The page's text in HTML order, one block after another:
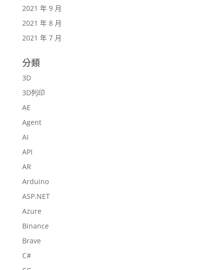
2021 年 9 月
2021 年 8 月
2021 年 7 月
分類
3D
3D列印
AE
Agent
AI
API
AR
Arduino
ASP.NET
Azure
Binance
Brave
C#